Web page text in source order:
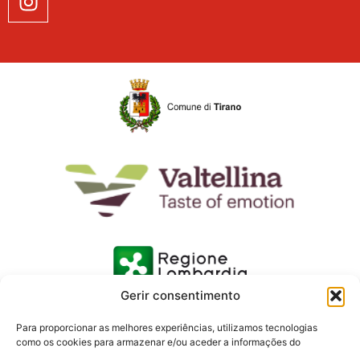
Gerir consentimento
Para proporcionar as melhores experiências, utilizamos tecnologias
como os cookies para armazenar e/ou aceder a informações do